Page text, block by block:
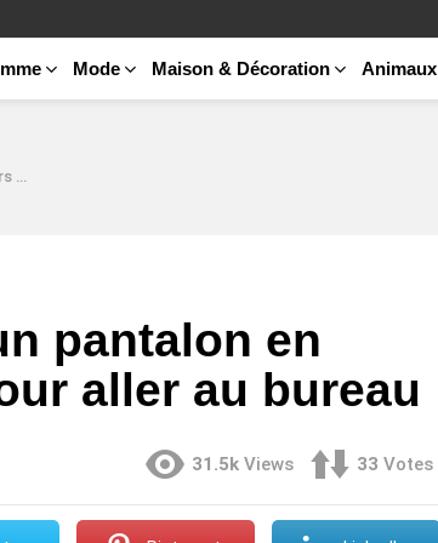
Mode Maison & Décoration Animaux
pantalon en
aller au bureau
31.5k Views 33 Votes